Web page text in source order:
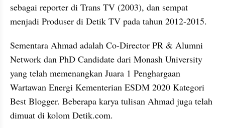
sebagai reporter di Trans TV (2003), dan sempat
menjadi Produser di Detik TV pada tahun 2012-2015.
Sementara Ahmad adalah Co-Director PR & Alumni
Network dan PhD Candidate dari Monash University
yang telah memenangkan Juara 1 Penghargaan
Wartawan Energi Kementerian ESDM 2020 Kategori
Best Blogger. Beberapa karya tulisan Ahmad juga telah
dimuat di kolom Detik.com.